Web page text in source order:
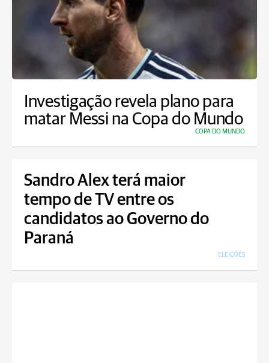
Investigação revela plano para
matar Messi na Copa do Mundo
COPA DO MUNDO
Sandro Alex terá maior
tempo de TV entre os
candidatos ao Governo do
Paraná
ELEIÇÕES